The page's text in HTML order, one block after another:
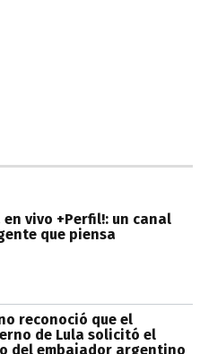
en vivo +Perfil!: un canal
que piensa
reconoció que el
de Lula solicitó el
del embajador argentino